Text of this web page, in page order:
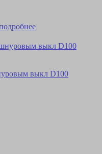
выкл D100